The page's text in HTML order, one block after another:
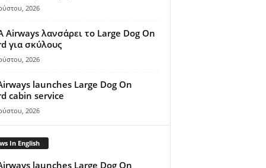
2026
Airways λανσάρει το Large Dog On
για σκύλους
2026
launches Large Dog On
cabin service
2026
In English
launches Large Dog On